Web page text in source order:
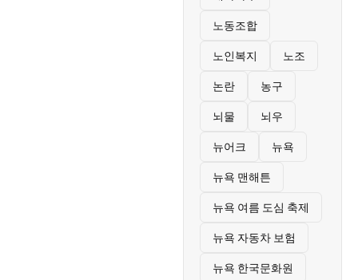
노동조합
노인복지 노조
논란 농구
뇌물 뇌우
뉴어크 뉴욕
뉴욕 맨해튼
뉴욕 여름 도심 축제
뉴욕 자동차 보험
뉴욕 한국문화원